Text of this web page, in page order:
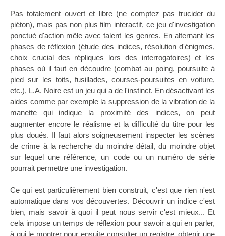
Pas totalement ouvert et libre (ne comptez pas trucider du
piéton), mais pas non plus film interactif, ce jeu d'investigation
ponctué d'action mêle avec talent les genres. En alternant les
phases de réflexion (étude des indices, résolution d'énigmes,
choix crucial des répliques lors des interrogatoires) et les
phases où il faut en découdre (combat au poing, poursuite à
pied sur les toits, fusillades, courses-poursuites en voiture,
etc.), L.A. Noire est un jeu qui a de l'instinct. En désactivant les
aides comme par exemple la suppression de la vibration de la
manette qui indique la proximité des indices, on peut
augmenter encore le réalisme et la difficulté du titre pour les
plus doués. Il faut alors soigneusement inspecter les scènes
de crime à la recherche du moindre détail, du moindre objet
sur lequel une référence, un code ou un numéro de série
pourrait permettre une investigation.
Ce qui est particulièrement bien construit, c'est que rien n'est
automatique dans vos découvertes. Découvrir un indice c'est
bien, mais savoir à quoi il peut nous servir c'est mieux... Et
cela impose un temps de réflexion pour savoir a qui en parler,
à qui le montrer pour ensuite consulter un registre, obtenir une